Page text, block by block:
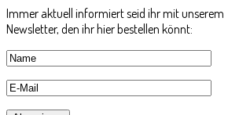
Immer aktuell informiert seid ihr mit unserem
Newsletter, den ihr hier bestellen könnt: